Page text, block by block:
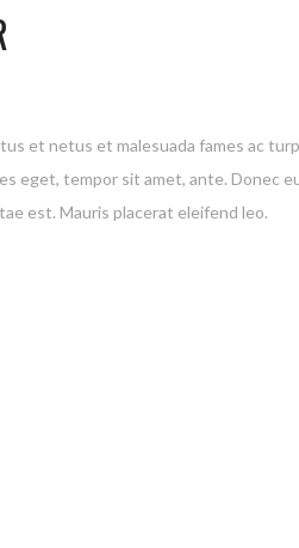
et netus et malesuada fames ac
eget, tempor sit amet, ante. Donec
est. Mauris placerat eleifend leo.